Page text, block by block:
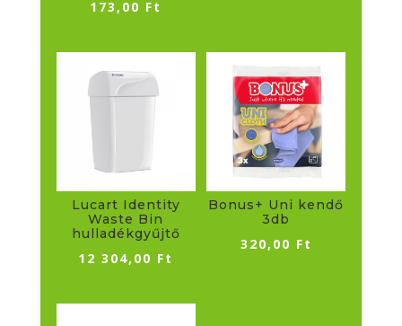
173,00 Ft
Lucart Identity
Waste Bin
hulladékgyűjtő
12 304,00 Ft
Bonus+ Uni kendő
3db
320,00 Ft